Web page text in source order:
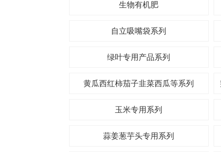
生物有机肥
自立吸嘴袋系列
绿叶专用产品系列
黄瓜西红柿茄子韭菜西瓜等系列
玉米专用系列
蒜姜葱芋头专用系列